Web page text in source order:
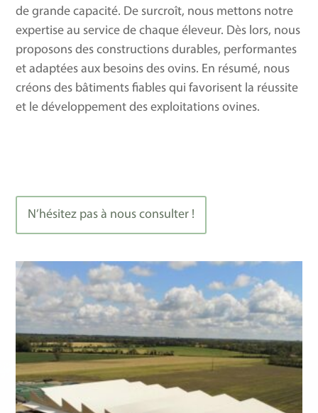
de grande capacité. De surcroît, nous mettons notre
expertise au service de chaque éleveur. Dès lors, nous
proposons des constructions durables, performantes
et adaptées aux besoins des ovins. En résumé, nous
créons des bâtiments fiables qui favorisent la réussite
et le développement des exploitations ovines.
N’hésitez pas à nous consulter !